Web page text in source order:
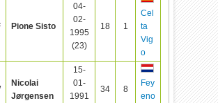
Pione Sisto
04-
02-
1995
(23)
18 1
Cel
ta
Vig
o
Nicolai
Jørgensen
15-
01-
1991
34 8
Fey
eno